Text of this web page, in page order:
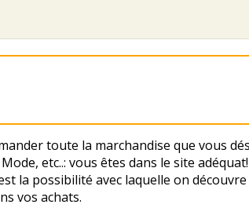
toute la marchandise que vous
etc..: vous êtes dans le site
la possibilité avec laquelle on
vos achats.